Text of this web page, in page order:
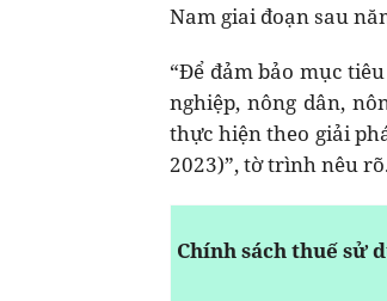
Nam giai đoạn sau
“Để đảm bảo mục
nghiệp, nông dân,
thực hiện theo giải
2023)”, tờ trình nêu rõ.
Chính sách thuế sử